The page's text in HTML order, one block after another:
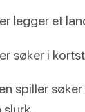
legger et
søker i
spiller
slurk.